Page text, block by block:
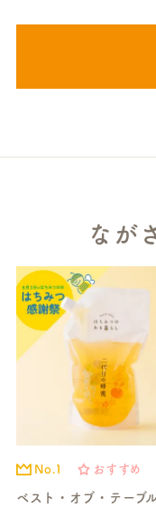
なが
No.1 おすすめ
ベスト・オブ・テーブ